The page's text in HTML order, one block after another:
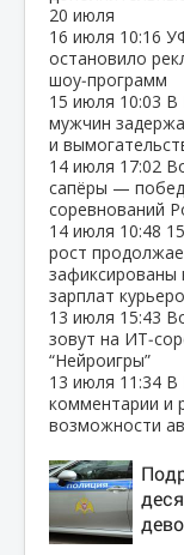
20 июля
16 июля 10:16
остановило
шоу‑программ
15 июля 10:03 В
мужчин
и
14 июля 17:02
сапёры —
соревнований
14 июля 10:48
рост
зафиксированы
зарплат
13 июля 15:43
зовут на
“Нейроигры”
13 июля 11:34 В
комментарии и
возможности